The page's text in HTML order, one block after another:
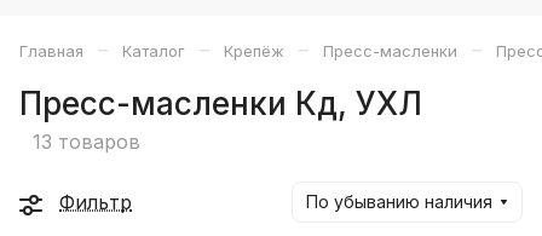
Главная – Каталог – Крепёж – Пресс-масленки –
Пресс-масленки Кд, УХЛ
13 товаров
Фильтр По убыванию наличия